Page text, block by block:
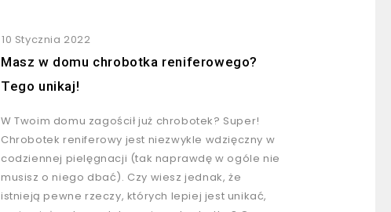
10 Stycznia 2022
Masz w domu chrobotka reniferowego?
Tego unikaj!
W Twoim domu zagościł już chrobotek? Super!
Chrobotek reniferowy jest niezwykle wdzięczny w
codziennej pielęgnacji (tak naprawdę w ogóle nie
musisz o niego dbać). Czy wiesz jednak, że
istnieją pewne rzeczy, których lepiej jest unikać,